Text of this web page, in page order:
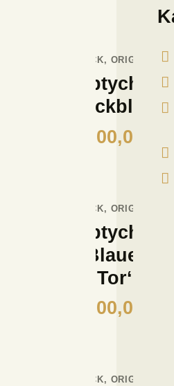
DRUCK, ORIGINAL
Triptychon
‚Rückblick‘
3.200,00
DRUCK, ORIGINAL
Triptychon
‚Blaues
Tor‘
3.200,00
DRUCK, ORIGINAL